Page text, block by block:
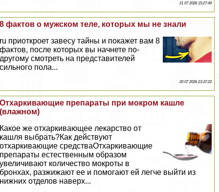
21 07 2026 15:27:49
8 фактов о мужском теле, которых мы не знали
ru приоткроет завесу тайны и покажет вам 8
фактов, после которых вы начнете по-
другому смотреть на представителей
сильного пола...
20 07 2026 23:37:22
Отхаркивающие препараты при мокром кашле
(влажном)
Какое же отхаркивающее лекарство от
кашля выбрать?Как действуют
отхаркивающие средстваОтхаркивающие
препараты естественным образом
увеличивают количество мокроты в
бронхах, разжижают ее и помогают ей легче выйти из
нижних отделов наверх...